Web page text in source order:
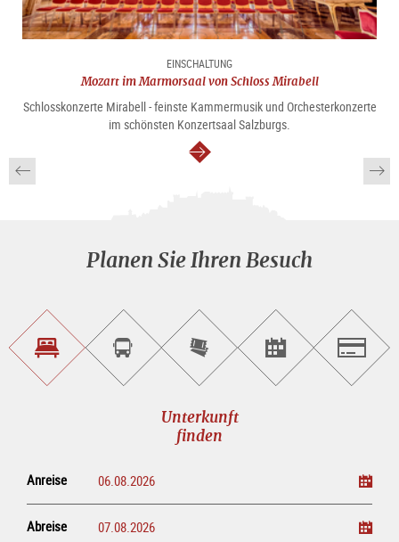
EINSCHALTUNG
Mozart im Marmorsaal von Schloss Mirabell
Schlosskonzerte Mirabell - feinste Kammermusik und Orchesterkonzerte
im schönsten Konzertsaal Salzburgs.
weiter
Planen Sie Ihren Besuch
Unterkunft<br>findenSightseeing<br>Tour
buchen
Tickets
online<br>kaufen
Events<br>finden
Unterkunft
finden
Anreise
Abreise